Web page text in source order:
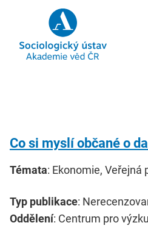
Co si myslí občané o
Témata: Ekonomie, Veřejná
Typ publikace:
Oddělení: Centrum pro